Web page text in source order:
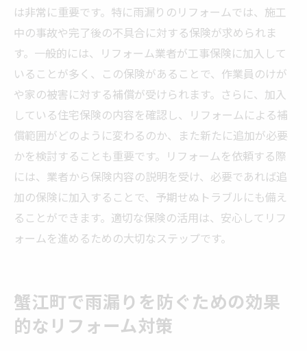
は非常に重要です。特に雨漏りのリフォームでは、施工
中の事故や完了後の不具合に対する保険が求められま
す。一般的には、リフォーム業者が工事保険に加入して
いることが多く、この保険があることで、作業員のけが
や家の被害に対する補償が受けられます。さらに、加入
している住宅保険の内容を確認し、リフォームによる補
償範囲がどのように変わるのか、また新たに追加が必要
かを検討することも重要です。リフォームを依頼する際
には、業者から保険内容の説明を受け、必要であれば追
加の保険に加入することで、予期せぬトラブルにも備え
ることができます。適切な保険の活用は、安心してリフ
ォームを進めるための大切なステップです。
蟹江町で雨漏りを防ぐための効果
的なリフォーム対策